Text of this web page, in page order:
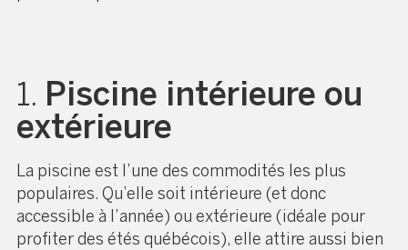
1. Piscine intérieure ou
extérieure
La piscine est l’une des commodités les plus
populaires. Qu’elle soit intérieure (et donc
accessible à l’année) ou extérieure (idéale pour
profiter des étés québécois), elle attire aussi bien